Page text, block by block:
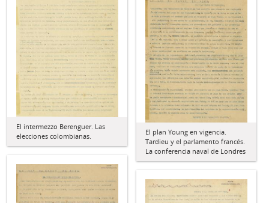
El intermezzo Berenguer. Las
elecciones colombianas.
El plan Young en vigencia.
Tardieu y el parlamento francés.
La conferencia naval de Londres